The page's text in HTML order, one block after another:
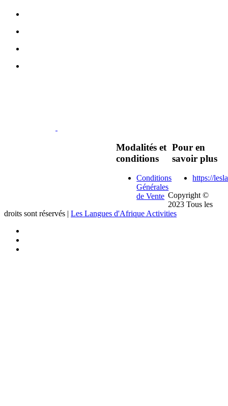
Modalités et
conditions
Conditions
Générales
de Vente
Pour en
savoir plus
https://
Copyright ©
2023 Tous les
droits sont réservés | Les Langues d'Afrique Activities